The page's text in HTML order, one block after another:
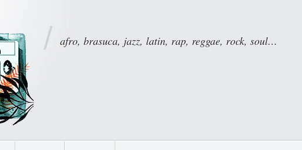
afro, brasuca, jazz, latin, rap, reggae, rock, soul…